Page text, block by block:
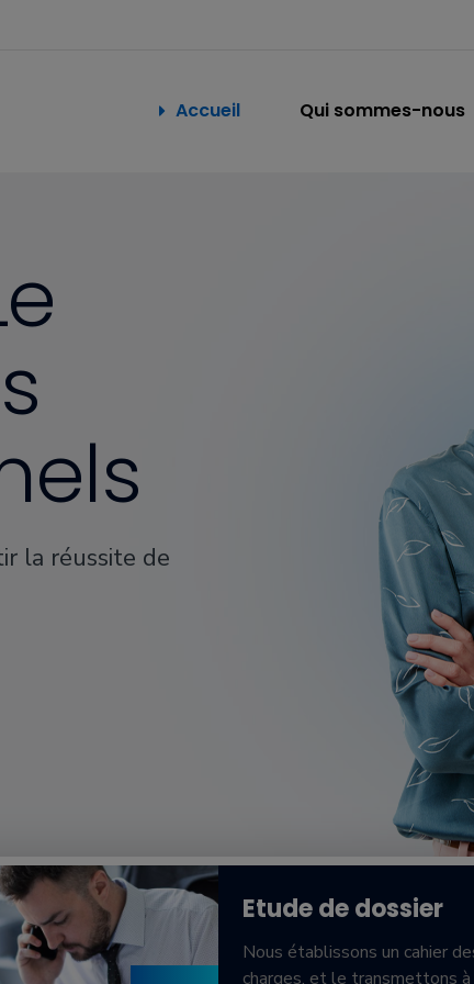
Accueil Qui sommes-nous
la réussite de
Etude de dossier
Nous établissons un cahier
charges, et le transmettons à